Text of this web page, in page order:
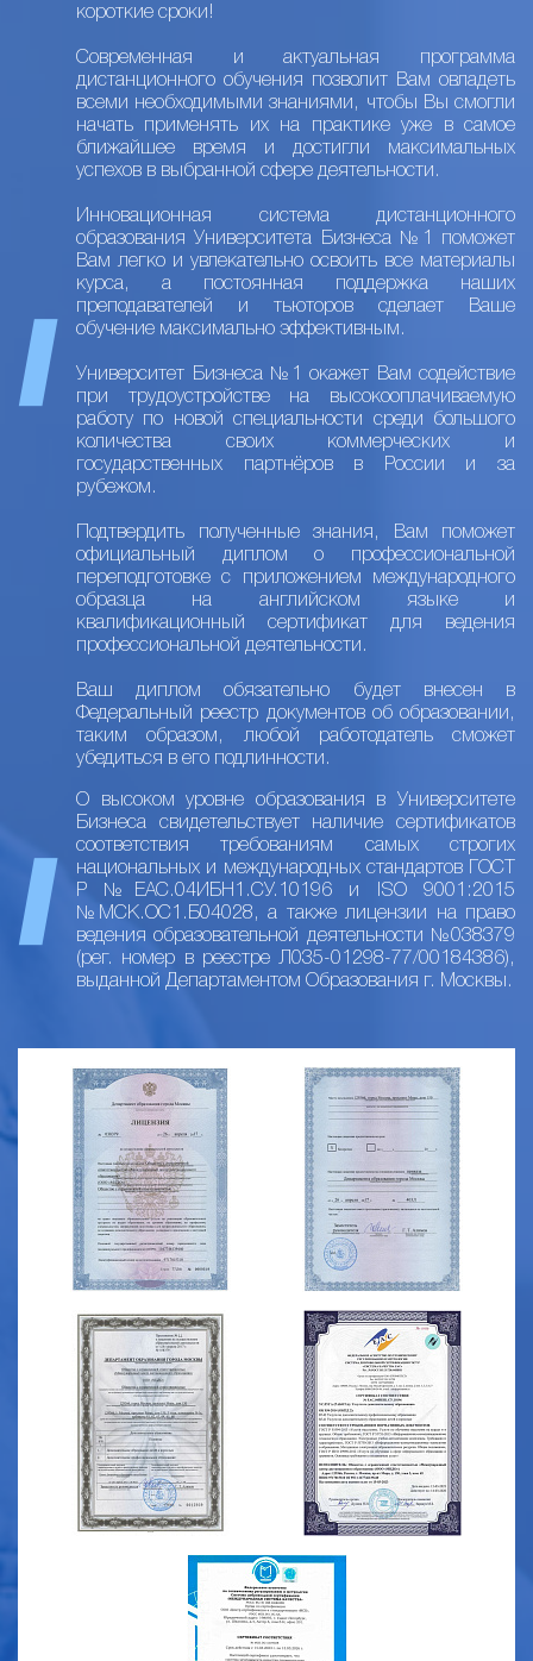
короткие сроки!
Современная и актуальная программа
дистанционного обучения позволит Вам овладеть
всеми необходимыми знаниями, чтобы Вы смогли
начать применять их на практике уже в самое
ближайшее время и достигли максимальных
успехов в выбранной сфере деятельности.
Инновационная система дистанционного
образования Университета Бизнеса №1 поможет
Вам легко и увлекательно освоить все материалы
курса, а постоянная поддержка наших
преподавателей и тьюторов сделает Ваше
обучение максимально эффективным.
Университет Бизнеса №1 окажет Вам содействие
при трудоустройстве на высокооплачиваемую
работу по новой специальности среди большого
количества своих коммерческих и
государственных партнёров в России и за
рубежом.
Подтвердить полученные знания, Вам поможет
официальный диплом о профессиональной
переподготовке с приложением международного
образца на английском языке и
квалификационный сертификат для ведения
профессиональной деятельности.
Ваш диплом обязательно будет внесен в
Федеральный реестр документов об образовании,
таким образом, любой работодатель сможет
убедиться в его подлинности.
О высоком уровне образования в Университете
Бизнеса свидетельствует наличие сертификатов
соответствия требованиям самых строгих
национальных и международных стандартов ГОСТ
Р №ЕАС.04ИБН1.СУ.10196 и ISO 9001:2015
№МСК.ОС1.Б04028, а также лицензии на право
ведения образовательной деятельности №038379
(рег. номер в реестре Л035-01298-77/00184386),
выданной Департаментом Образования г. Москвы.